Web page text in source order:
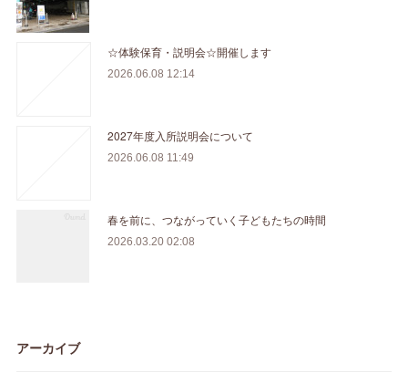
☆体験保育・説明会☆開催します
2026.06.08 12:14
2027年度入所説明会について
2026.06.08 11:49
春を前に、つながっていく子どもたちの時間
2026.03.20 02:08
アーカイブ